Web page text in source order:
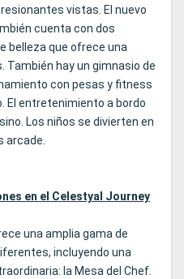
vistas. El nuevo
cuenta con dos
belleza que ofrece una
hay un gimnasio de
con pesas y fitness
El entretenimiento a bordo
Los niños se divierten en
arcade.
en el Celestyal Journey
una amplia gama de
incluyendo una
la Mesa del Chef.